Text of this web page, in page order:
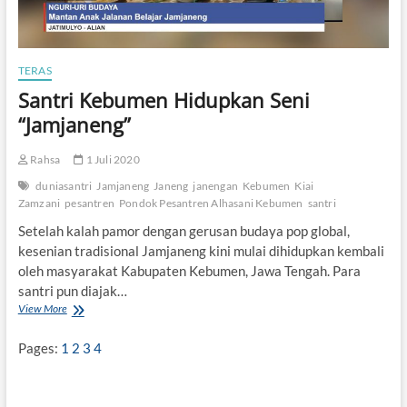
TERAS
Santri Kebumen Hidupkan Seni
“Jamjaneng”
Rahsa
1 Juli 2020
duniasantri Jamjaneng Janeng janengan Kebumen Kiai
Zamzani pesantren Pondok Pesantren Alhasani Kebumen santri
Setelah kalah pamor dengan gerusan budaya pop global,
kesenian tradisional Jamjaneng kini mulai dihidupkan kembali
oleh masyarakat Kabupaten Kebumen, Jawa Tengah. Para
santri pun diajak…
View MoreS
t
Pages: 1 2 3 4